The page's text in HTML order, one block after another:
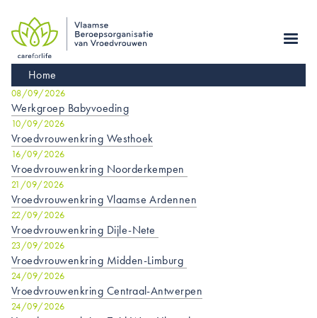
main
navigation
Kruimelpad
Home
08/09/2026
Werkgroep Babyvoeding
10/09/2026
Vroedvrouwenkring Westhoek
16/09/2026
Vroedvrouwenkring Noorderkempen
21/09/2026
Vroedvrouwenkring Vlaamse Ardennen
22/09/2026
Vroedvrouwenkring Dijle-Nete
23/09/2026
Vroedvrouwenkring Midden-Limburg
24/09/2026
Vroedvrouwenkring Centraal-Antwerpen
24/09/2026